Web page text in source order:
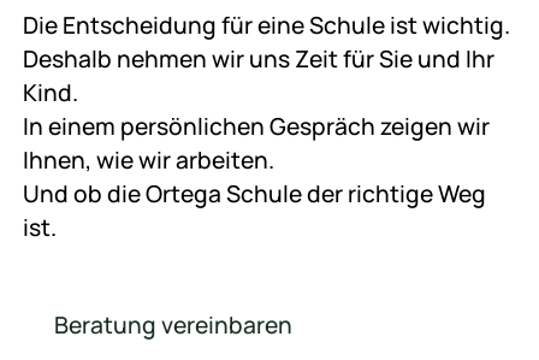
Die Entscheidung für eine Schule ist wichtig.
Deshalb nehmen wir uns Zeit für Sie und Ihr
Kind.
In einem persönlichen Gespräch zeigen wir
Ihnen, wie wir arbeiten.
Und ob die Ortega Schule der richtige Weg
ist.
Beratung vereinbaren
Beratung vereinbaren